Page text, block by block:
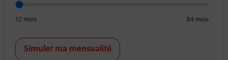
12 mois 84 mois
Simuler ma mensualité